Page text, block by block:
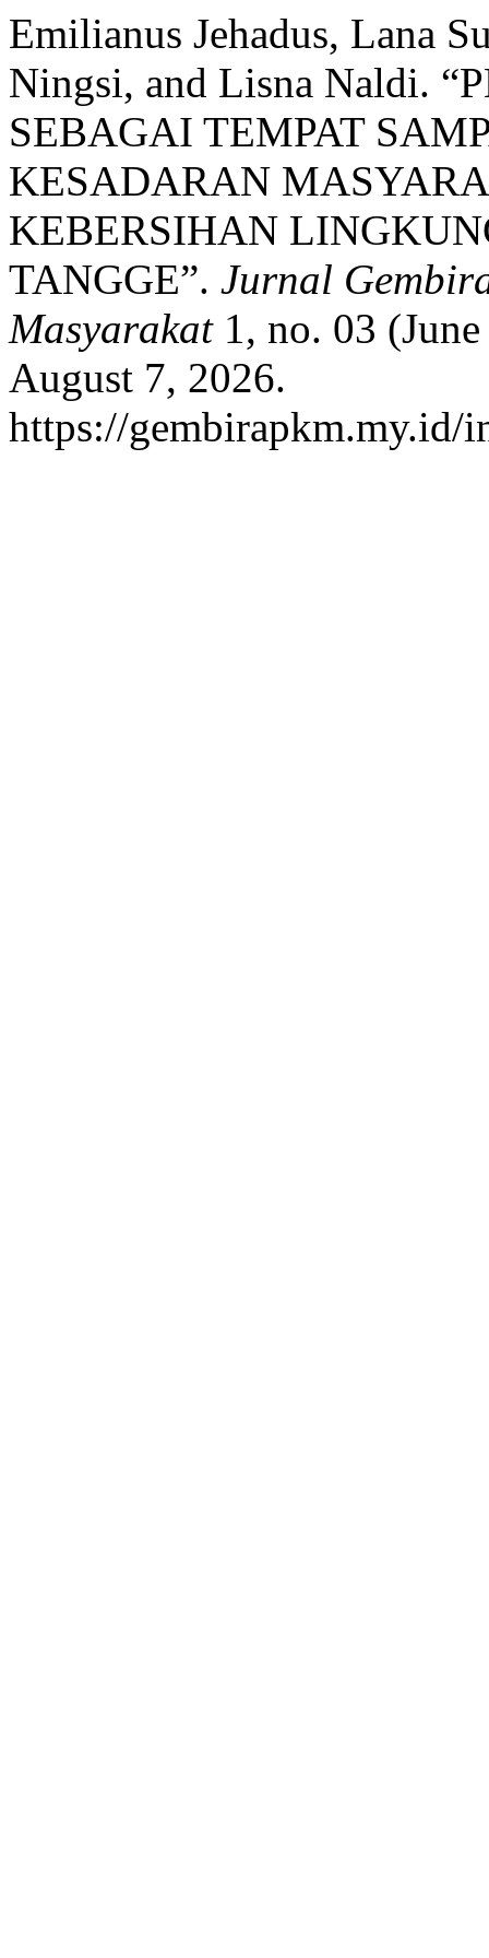
Emilianus Jehadus, Lana
Ningsi, and Lisna Naldi.
SEBAGAI TEMPAT
KESADARAN
KEBERSIHAN
TANGGE”. Jurnal
Masyarakat1, no. 03 (June
August 7, 2026.
https://gembirapkm.my.id/